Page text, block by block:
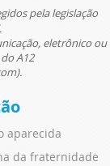
pela legislação
eletrônico ou
A12
aparecida
da fraternidade